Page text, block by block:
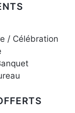
/ Célébration